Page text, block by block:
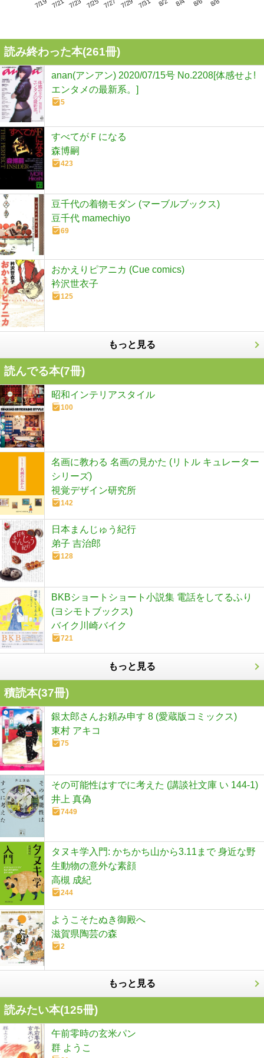
7/19 7/21 7/23 7/25 7/27 7/29 7/31 8/2 8/4 8/6 8/8
読み終わった本(261冊)
anan(アンアン) 2020/07/15号 No.2208[体感せよ!
エンタメの最新系。]
5
すべてがＦになる
森博嗣
423
豆千代の着物モダン (マーブルブックス)
豆千代 mamechiyo
69
おかえりピアニカ (Cue comics)
衿沢世衣子
125
もっと見る
読んでる本(7冊)
昭和インテリアスタイル
100
名画に教わる 名画の見かた (リトル キュレーター
シリーズ)
視覚デザイン研究所
142
日本まんじゅう紀行
弟子 吉治郎
128
BKBショートショート小説集 電話をしてるふり
(ヨシモトブックス)
バイク川崎バイク
721
もっと見る
積読本(37冊)
銀太郎さんお頼み申す 8 (愛蔵版コミックス)
東村 アキコ
75
その可能性はすでに考えた (講談社文庫 い 144-1)
井上 真偽
7449
タヌキ学入門: かちかち山から3.11まで 身近な野
生動物の意外な素顔
高槻 成紀
244
ようこそたぬき御殿へ
滋賀県陶芸の森
2
もっと見る
読みたい本(125冊)
午前零時の玄米パン
群 ようこ